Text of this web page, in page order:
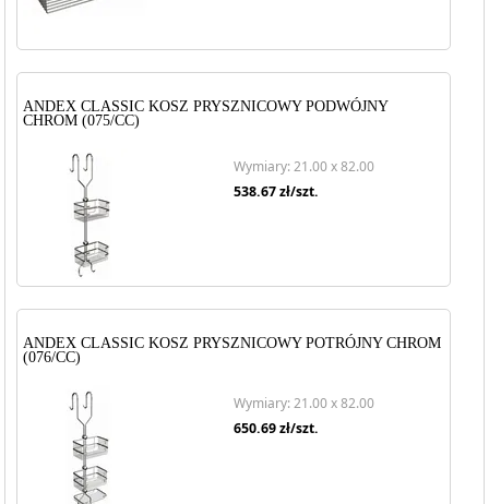
ANDEX CLASSIC KOSZ PRYSZNICOWY PODWÓJNY
CHROM (075/CC)
Wymiary: 21.00 x 82.00
538.67zł/szt.
ANDEX CLASSIC KOSZ PRYSZNICOWY POTRÓJNY CHROM
(076/CC)
Wymiary: 21.00 x 82.00
650.69zł/szt.